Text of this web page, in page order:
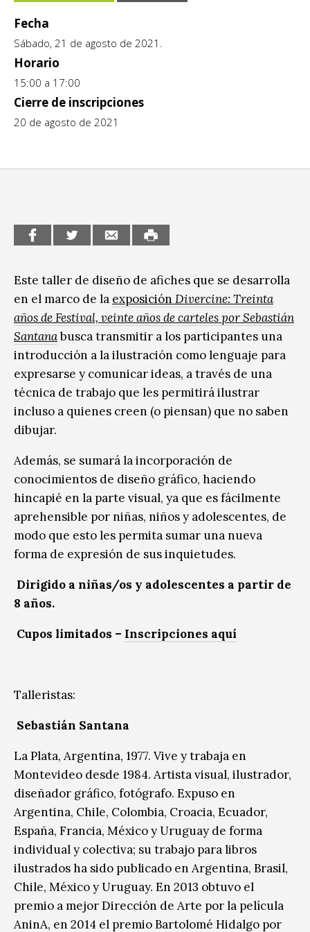
CCE en el interior/libros
Espacio itinerante de lectura infantil
Exposiciones
Formación
Género y Diversidad
Infantil y Juvenil
Sin categoría
Fecha
Sábado, 21 de agosto de 2021.
Horario
15:00 a 17:00
Cierre de inscripciones
20 de agosto de 2021
Este taller de diseño de afiches que se desarrolla
en el marco de la exposición Divercine: Treinta
años de Festival, veinte años de carteles por Sebastián
Santanabusca transmitir a los participantes una
introducción a la ilustración como lenguaje para
expresarse y comunicar ideas, a través de una
técnica de trabajo que les permitirá ilustrar
incluso a quienes creen (o piensan) que no saben
dibujar.
Además, se sumará la incorporación de
conocimientos de diseño gráfico, haciendo
hincapié en la parte visual, ya que es fácilmente
aprehensible por niñas, niños y adolescentes, de
modo que esto les permita sumar una nueva
forma de expresión de sus inquietudes.
Dirigido a niñas/os y adolescentes a partir de
8 años.
Cupos limitados – Inscripciones aquí
Talleristas:
Sebastián Santana
La Plata, Argentina, 1977. Vive y trabaja en
Montevideo desde 1984. Artista visual, ilustrador,
diseñador gráfico, fotógrafo. Expuso en
Argentina, Chile, Colombia, Croacia, Ecuador,
España, Francia, México y Uruguay de forma
individual y colectiva; su trabajo para libros
ilustrados ha sido publicado en Argentina, Brasil,
Chile, México y Uruguay. En 2013 obtuvo el
premio a mejor Dirección de Arte por la película
AninA, en 2014 el premio Bartolomé Hidalgo por